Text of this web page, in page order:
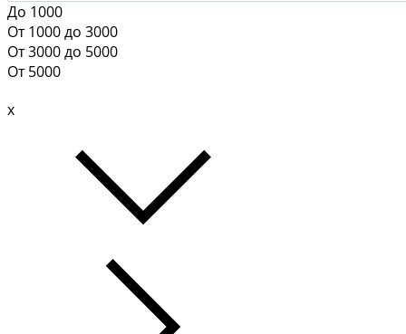
До 1000
От 1000 до 3000
От 3000 до 5000
От 5000
x